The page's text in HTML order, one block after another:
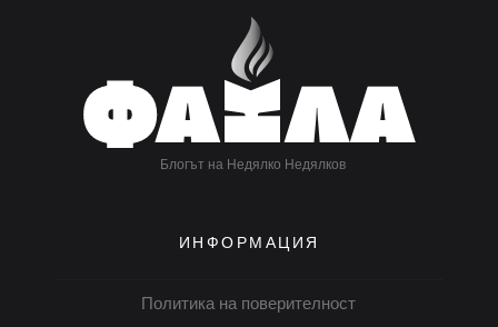
Блогът на Недялко Недялков
ИНФОРМАЦИЯ
Политика на поверителност